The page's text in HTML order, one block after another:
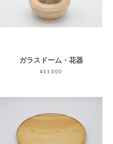
ガラスドーム・花器
¥11,000